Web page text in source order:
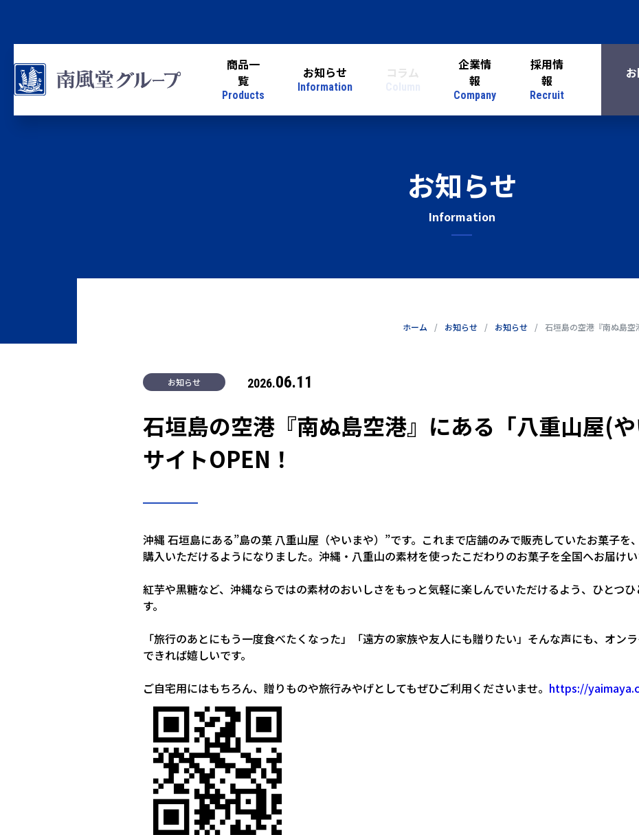
商品一
覧
Products
お知らせ
Information
コラム
企業情
報
Company
採用情
報
Recruit
お知らせ
Information
ホーム お知らせ お知らせ 石垣島の空港『南ぬ島空
お知らせ 2026.06.11
石垣島の空港『南ぬ島空港』にある「八重山屋(
サイトOPEN！
沖縄 石垣島にある”島の菓 八重山屋（やいまや）”です。これまで店舗のみで販売していたお菓子を
購入いただけるようになりました。沖縄・八重山の素材を使ったこだわりのお菓子を全国へお届けい
紅芋や黒糖など、沖縄ならではの素材のおいしさをもっと気軽に楽しんでいただけるよう、ひとつ
す。
「旅行のあとにもう一度食べたくなった」「遠方の家族や友人にも贈りたい」そんな声にも、オン
できれば嬉しいです。
ご自宅用にはもちろん、贈りものや旅行みやげとしてもぜひご利用くださいませ。 https://